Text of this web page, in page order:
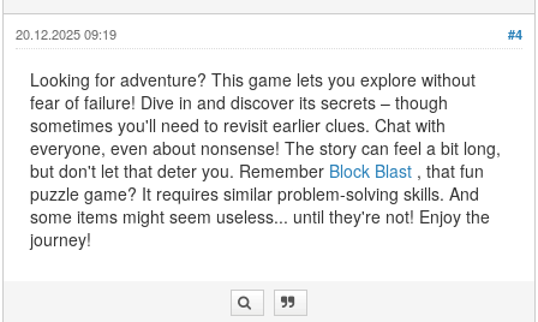
#4
20.12.2025 09:19
Looking for adventure? This game lets you explore without
fear of failure! Dive in and discover its secrets – though
sometimes you'll need to revisit earlier clues. Chat with
everyone, even about nonsense! The story can feel a bit long,
but don't let that deter you. Remember Block Blast , that fun
puzzle game? It requires similar problem-solving skills. And
some items might seem useless... until they're not! Enjoy the
journey!